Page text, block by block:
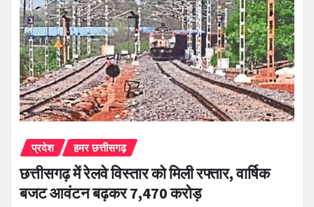
प्रदेश हमर छत्तीसगढ़
छत्तीसगढ़ में रेलवे विस्तार को मिली रफ्तार, वार्षिक
बजट आवंटन बढ़कर 7,470 करोड़